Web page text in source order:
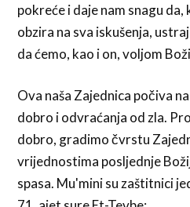
pokreće i daje nam snagu da,
obzira na sva iskušenja,
da ćemo, kao i on, voljom
Ova naša Zajednica počiva
dobro i odvraćanja od zla.
dobro, gradimo čvrstu
vrijednostima posljednje
spasa. Mu'mini su zaštitnici